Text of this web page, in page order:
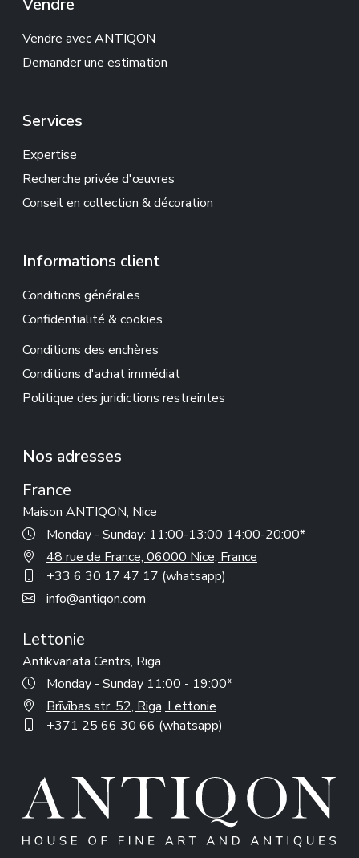
Vendre
Vendre avec ANTIQON
Demander une estimation
Services
Expertise
Recherche privée d'œuvres
Conseil en collection & décoration
Informations client
Conditions générales
Confidentialité & cookies
Conditions des enchères
Conditions d'achat immédiat
Politique des juridictions restreintes
Nos adresses
France
Maison ANTIQON, Nice
Monday - Sunday: 11:00-13:00 14:00-20:00*
48 rue de France, 06000 Nice, France
+33 6 30 17 47 17 (whatsapp)
info@antiqon.com
Lettonie
Antikvariata Centrs, Riga
Monday - Sunday 11:00 - 19:00*
Brīvības str. 52, Riga, Lettonie
+371 25 66 30 66 (whatsapp)